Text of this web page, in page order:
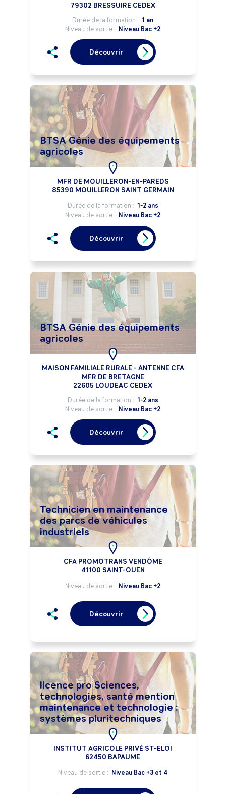
79302 BRESSUIRE CEDEX
Durée de la formation : 1 an
Niveau de sortie : Niveau Bac +2
Découvrir
BTSA Génie des équipements
agricoles
MFR DE MOUILLERON-EN-PAREDS
85390 MOUILLERON SAINT GERMAIN
Durée de la formation : 1-2 ans
Niveau de sortie : Niveau Bac +2
Découvrir
BTSA Génie des équipements
agricoles
MAISON FAMILIALE RURALE - ANTENNE CFA
MFR DE BRETAGNE
22605 LOUDEAC CEDEX
Durée de la formation : 1-2 ans
Niveau de sortie : Niveau Bac +2
Découvrir
Technicien en maintenance
des parcs de véhicules
industriels
CFA PROMOTRANS VENDÔME
41100 SAINT-OUEN
Niveau de sortie : Niveau Bac +2
Découvrir
licence pro Sciences,
technologies, santé mention
maintenance et technologie :
systèmes pluritechniques
INSTITUT AGRICOLE PRIVÉ ST-ELOI
62450 BAPAUME
Niveau de sortie : Niveau Bac +3 et 4